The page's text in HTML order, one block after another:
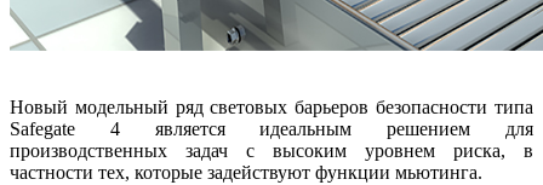
Новый модельный ряд световых барьеров безопасности типа
Safegate 4 является идеальным решением для
производственных задач с высоким уровнем риска, в
частности тех, которые задействуют функции мьютинга.